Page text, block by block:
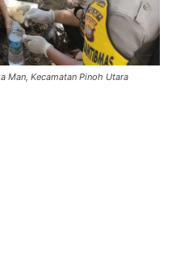
Man, Kecamatan Pinoh Utara